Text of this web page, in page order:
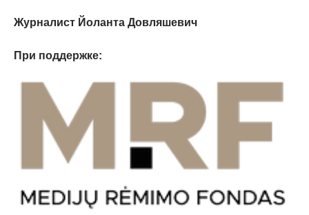
Журналист Йоланта Довляшевич
При поддержке: